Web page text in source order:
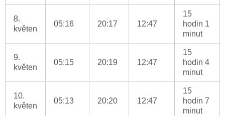
8.
květen
05:16 20:17 12:47
15
hodin 1
minut
9.
květen
05:15 20:19 12:47
15
hodin 4
minut
10.
květen
05:13 20:20 12:47
15
hodin 7
minut